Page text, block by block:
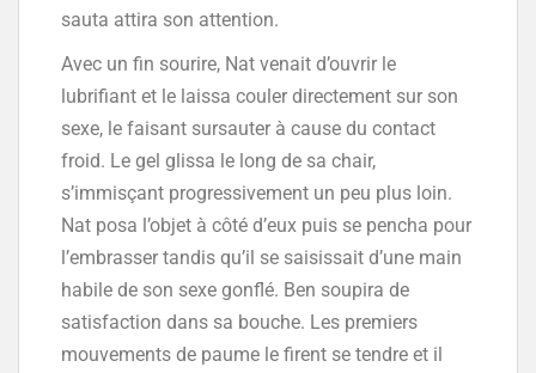
sauta attira son attention.
Avec un fin sourire, Nat venait d’ouvrir le
lubrifiant et le laissa couler directement sur son
sexe, le faisant sursauter à cause du contact
froid. Le gel glissa le long de sa chair,
s’immisçant progressivement un peu plus loin.
Nat posa l’objet à côté d’eux puis se pencha pour
l’embrasser tandis qu’il se saisissait d’une main
habile de son sexe gonflé. Ben soupira de
satisfaction dans sa bouche. Les premiers
mouvements de paume le firent se tendre et il